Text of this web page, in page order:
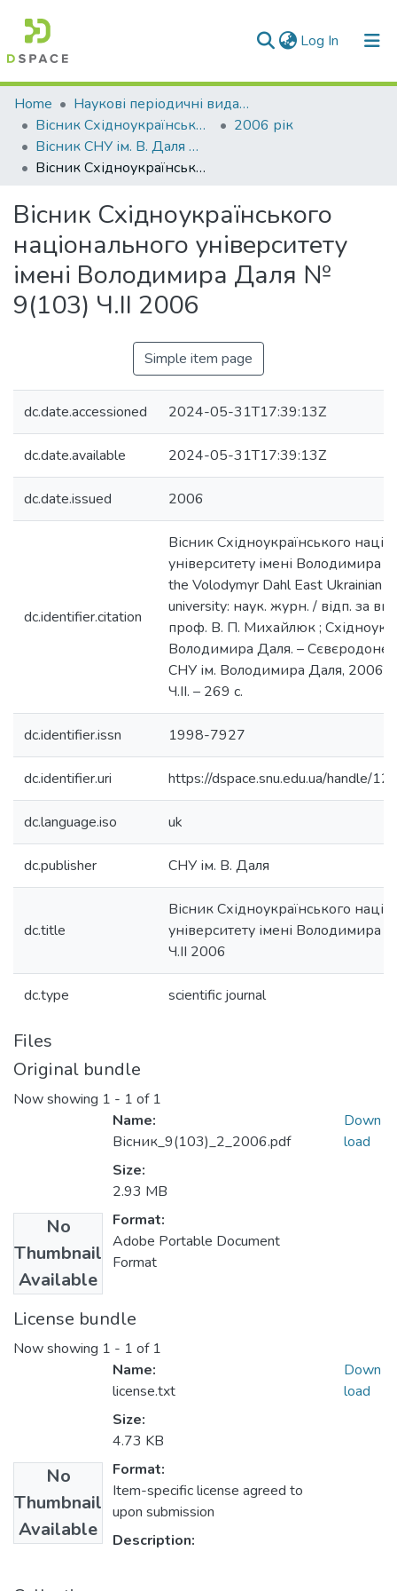
Log In (current)
Communities & Collections
All of DSpace
Statistics
Home
Наукові періодичні видання СНУ ім. В. Даля
Вісник Східноукраїнського національного університету імені В. Даля
2006 рік
Вісник СНУ ім. В. Даля № 9(103) Ч.2. 2006
Вісник Східноукраїнського національного університету імені Володимира Даля № 9(103) Ч.ІІ 2006
Вісник Східноукраїнського
національного університету
імені Володимира Даля №
9(103) Ч.ІІ 2006
Simple item page
dc.date.accessioned 2024-05-31T17:39:13Z
dc.date.available 2024-05-31T17:39:13Z
dc.date.issued 2006
dc.identifier.citation
Вісник Східноукраїнського
університету імені Володимира
the Volodymyr Dahl East Ukrainian
university: наук. журн. / відп. за вип.
проф. В. П. Михайлюк ;
Володимира Даля. –
СНУ ім. Володимира Даля, 2006.
Ч.ІІ. – 269 с.
dc.identifier.issn 1998-7927
dc.identifier.uri https://dspace.snu.edu.ua/handle/
dc.language.iso uk
dc.publisher СНУ ім. В. Даля
dc.title
Вісник Східноукраїнського
університету імені Володимира
Ч.ІІ 2006
dc.type scientific journal
Files
Original bundle
Now showing 1 - 1 of 1
No
Thumbnail
Available
Name:
Вісник_9(103)_2_2006.pdf
Size:
2.93 MB
Format:
Adobe Portable Document
Format
Down
load
License bundle
Now showing 1 - 1 of 1
No
Thumbnail
Available
Name:
license.txt
Size:
4.73 KB
Format:
Item-specific license agreed to
upon submission
Description:
Down
load